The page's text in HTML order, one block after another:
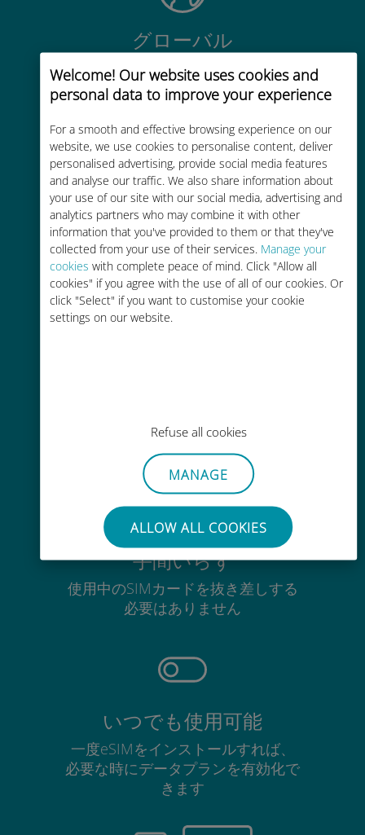
Welcome! Our website uses cookies and
personal data to improve your experience
For a smooth and effective browsing experience on our
website, we use cookies to personalise content, deliver
personalised advertising, provide social media features
and analyse our traffic. We also share information about
your use of our site with our social media, advertising and
analytics partners who may combine it with other
information that you've provided to them or that they've
collected from your use of their services. Manage your
cookies with complete peace of mind. Click "Allow all
cookies" if you agree with the use of all of our cookies. Or
click "Select" if you want to customise your cookie
settings on our website.
Refuse all cookies
MANAGE
ALLOW ALL COOKIES
グローバル
200以上の国と地域で使える、国際
的な高品位のセルラー通信です
コストパフォーマンス
お客様が普段お使いのキャリアでロ
ーミングサービスを使った場合に比
べて最大で90％の節約が可能です。
Ubigiアプリでデータの追加購入が
手間いらず
使用中のSIMカードを抜き差しする
必要はありません
いつでも使用可能
一度eSIMをインストールすれば、
必要な時にデータプランを有効化で
きます